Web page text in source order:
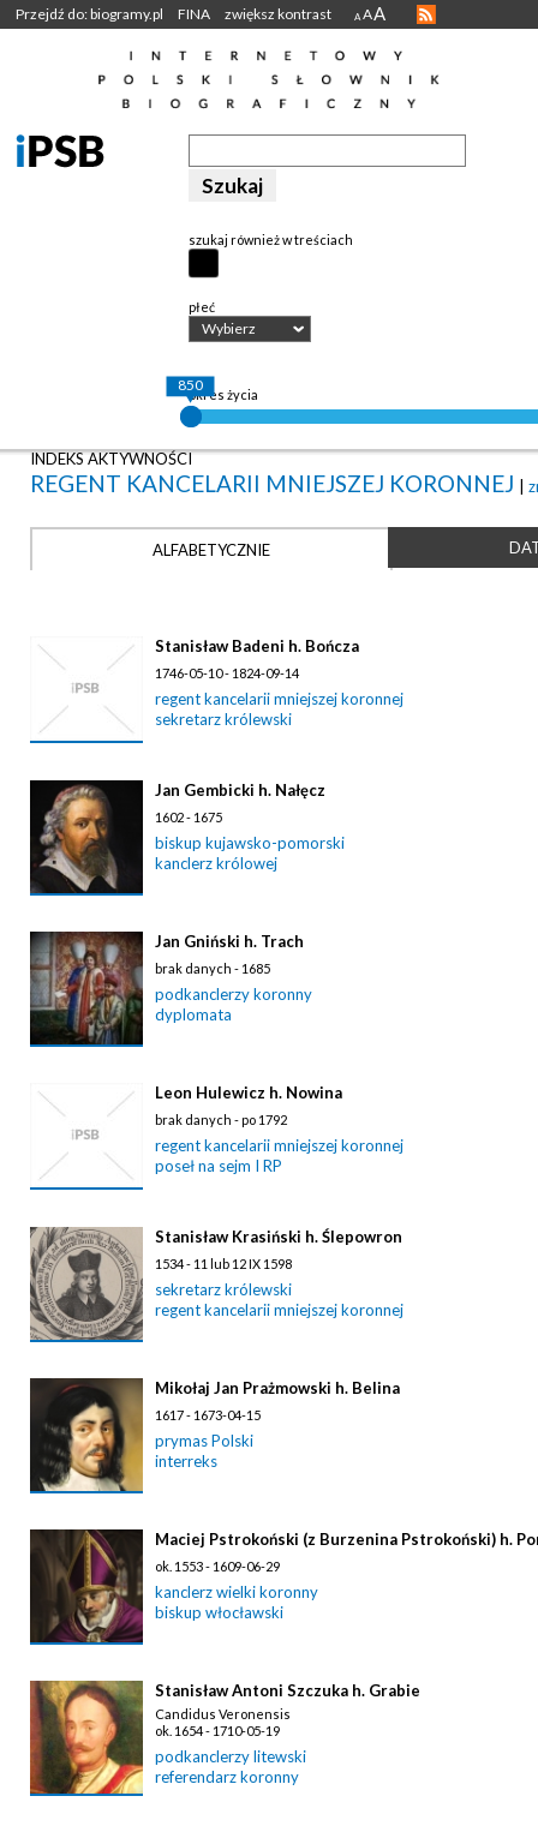
Przejdź do: biogramy.pl FINA zwiększ kontrast A AA
szukaj również w treściach
płeć
Wybierz
okres życia
850
INDEKS AKTYWNOŚCI
REGENT KANCELARII MNIEJSZEJ KORONNEJ |
ALFABETYCZNIE
Stanisław Badeni h. Bończa
1746-05-10 - 1824-09-14
regent kancelarii mniejszej koronnej
sekretarz królewski
Jan Gembicki h. Nałęcz
1602 - 1675
biskup kujawsko-pomorski
kanclerz królowej
Jan Gniński h. Trach
brak danych - 1685
podkanclerzy koronny
dyplomata
Leon Hulewicz h. Nowina
brak danych - po 1792
regent kancelarii mniejszej koronnej
poseł na sejm I RP
Stanisław Krasiński h. Ślepowron
1534 - 11 lub 12 IX 1598
sekretarz królewski
regent kancelarii mniejszej koronnej
Mikołaj Jan Prażmowski h. Belina
1617 - 1673-04-15
prymas Polski
interreks
Maciej Pstrokoński (z Burzenina Pstrokoński) h.
ok. 1553 - 1609-06-29
kanclerz wielki koronny
biskup włocławski
Stanisław Antoni Szczuka h. Grabie
Candidus Veronensis
ok. 1654 - 1710-05-19
podkanclerzy litewski
referendarz koronny